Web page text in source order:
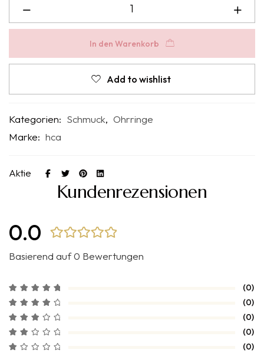
In den Warenkorb
Add to wishlist
Kategorien: Schmuck, Ohrringe
Marke: hca
Aktie
Kundenrezensionen
0.0
Basierend auf 0 Bewertungen
(0)
(0)
(0)
(0)
(0)